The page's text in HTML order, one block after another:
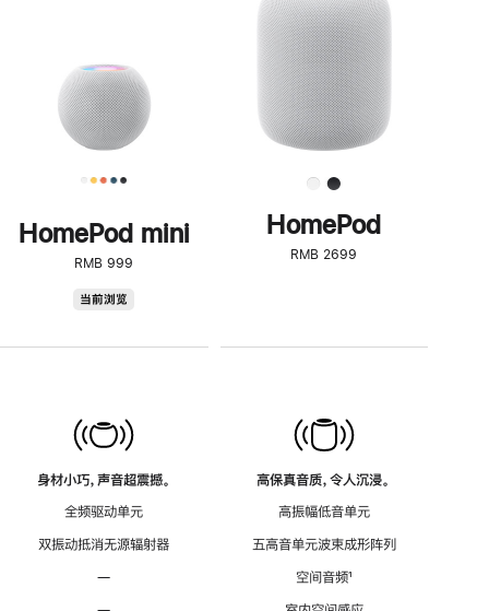
HomePod mini
RMB 999
当前浏览
身材小巧，声音超震撼。
全频驱动单元
双振动抵消无源辐射器
—
了
解
HomePod<
HomePod
RMB 2699
高保真音质，令人沉浸。
高振幅低音单元
五高音单元波束成形阵列
空间音频脚
¹